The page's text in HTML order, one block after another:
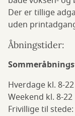
Der er tillige
uden
Åbningstider:
Hverdage kl. 8-22
Weekend kl. 8-22
Frivillige til